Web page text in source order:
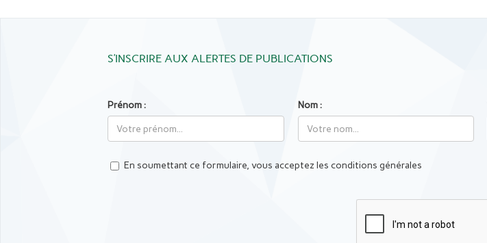
S’INSCRIRE AUX ALERTES DE PUBLICATIONS
Prénom : Nom :
En soumettant ce formulaire, vous acceptez les conditions générales